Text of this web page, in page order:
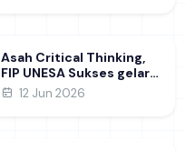
Kebijakan Pendidikan
Asah Critical Thinking,
FIP UNESA Sukses gelar
NUDC dan KDMI 2026
12 Jun 2026